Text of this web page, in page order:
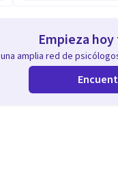
Empieza
amplia red de